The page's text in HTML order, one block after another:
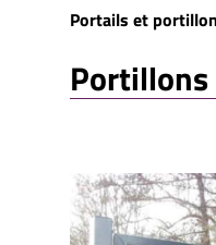
Portails et